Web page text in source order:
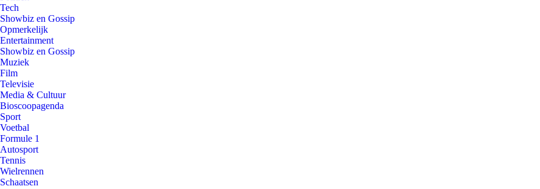
Tech
Showbiz en Gossip
Opmerkelijk
Entertainment
Showbiz en Gossip
Muziek
Film
Televisie
Media & Cultuur
Bioscoopagenda
Sport
Voetbal
Formule 1
Autosport
Tennis
Wielrennen
Schaatsen